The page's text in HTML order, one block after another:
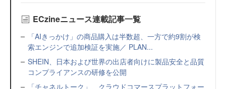
ECzineニュース連載記事一覧
「AIきっかけ」の商品購入は半数超、一方で約9割が検
索エンジンで追加検証を実施／ PLAN...
SHEIN、日本および世界の出店者向けに製品安全と品質
コンプライアンスの研修を公開
「チャネルトーク」、クラウドコマースプラットフォー